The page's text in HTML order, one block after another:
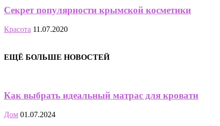
Секрет популярности крымской косметики
Красота 11.07.2020
ЕЩЁ БОЛЬШЕ НОВОСТЕЙ
Как выбрать идеальный матрас для кровати
Дом 01.07.2024